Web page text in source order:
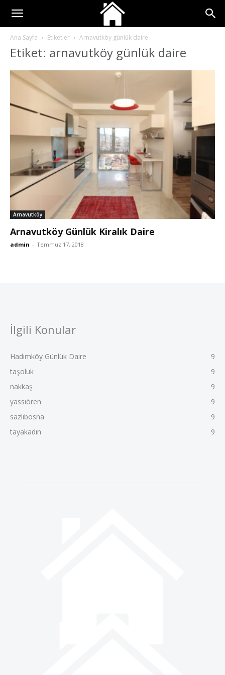
Ana Sayfa Etiketler Arnavutköy günlük daire
Etiket: arnavutköy günlük daire
Arnavutköy
Arnavutköy Günlük Kiralık Daire
admin - Temmuz 17, 2018
İlgili Konular
Hadımköy Günlük Daire
9
taşoluk
9
nakkaş
9
yassıören
9
sazlıbosna
9
tayakadın
9